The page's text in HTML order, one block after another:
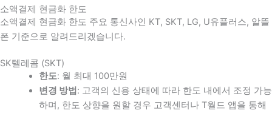
소액결제 현금화 한도
소액결제 현금화 한도 주요 통신사인 KT, SKT, LG, U유플러스, 알뜰
폰 기준으로 알려드리겠습니다.
SK텔레콤 (SKT)
한도: 월 최대 100만원
변경 방법 : 고객의 신용 상태에 따라 한도 내에서 조정 가능
하며, 한도 상향을 원할 경우 고객센터나 T월드 앱을 통해